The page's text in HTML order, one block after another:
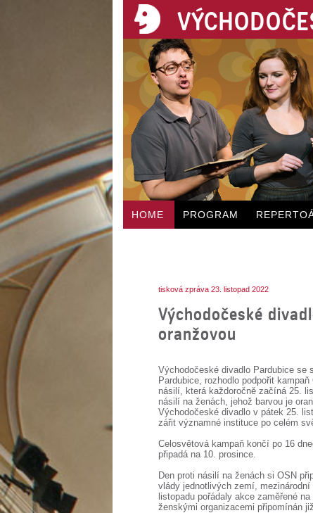
HOME PROGRAM
tisková zpráva 23. listopad 2022
Východočeské
oranžovou
Východočeské divadlo Pardubice
Pardubice, rozhodlo podpořit kampaň
násilí, která každoročně začíná 25.
násilí na ženách, jehož barvou je
Východočeské divadlo v pátek 25.
zářit významné instituce po celém
Celosvětová kampaň končí po 16
připadá na 10. prosince.
Den proti násilí na ženách si OSN
vlády jednotlivých zemí,
listopadu pořádaly akce zaměřené
ženskými organizacemi připomínán